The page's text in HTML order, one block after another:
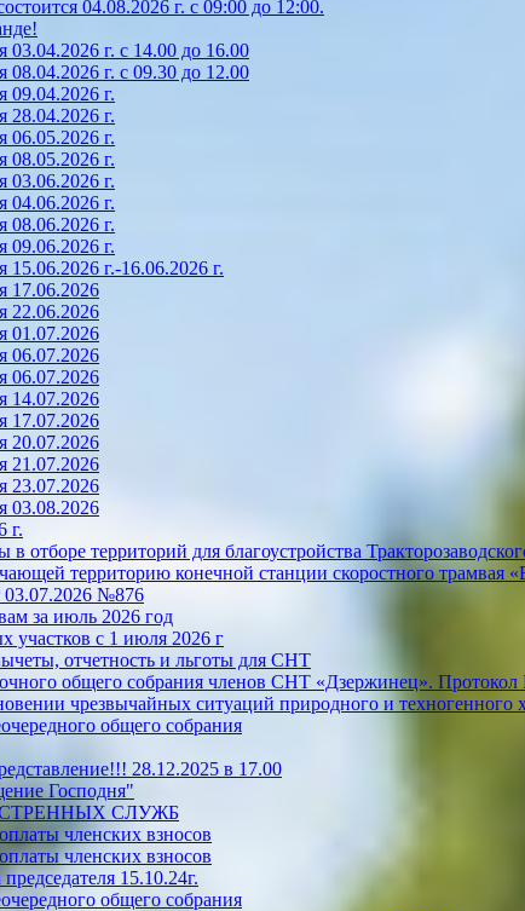
04.08.2026 г. с 09:00 до 12:00.
г. с 14.00 до 16.00
г. с 09.30 до 12.00
г.
г.
г.
г.
г.
г.
г.
г.
г.-16.06.2026 г.
17.06.2026
22.06.2026
01.07.2026
06.07.2026
06.07.2026
14.07.2026
17.07.2026
20.07.2026
21.07.2026
23.07.2026
03.08.2026
г.
территорий для благоустройства
территорию конечной станции скоростного трамвая
№876
за июль 2026 год
участков с 1 июля 2026 г
отчетность и льготы для СНТ
общего собрания членов СНТ «Дзержинец».
чрезвычайных ситуаций природного и техногенного
общего собрания
28.12.2025 в 17.00
Господня"
СЛУЖБ
членских взносов
членских взносов
15.10.24г.
общего собрания